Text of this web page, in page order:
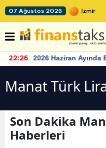
07 Ağustos 2026
22:26 2026 Haziran Ayında
Manat Türk
Son Dakika
Haberleri